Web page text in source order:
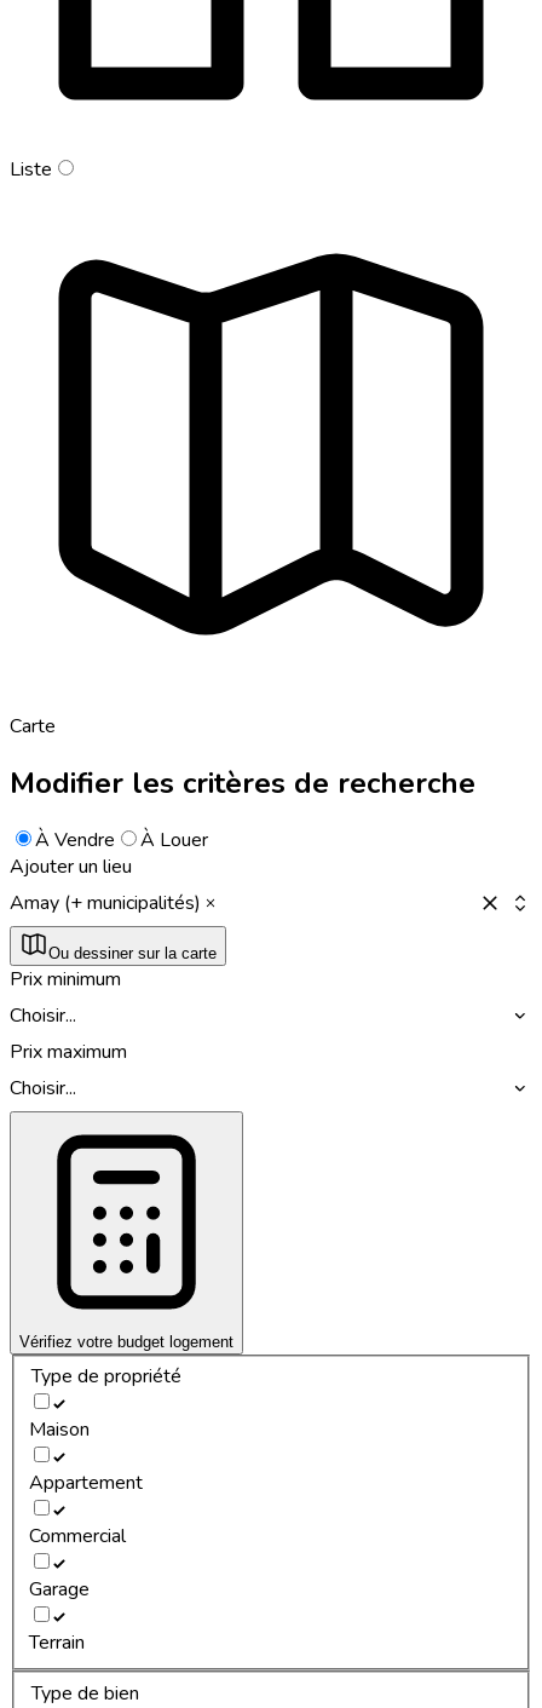
Liste
Carte
Modifier les critères de recherche
À Vendre
À Louer
Ajouter un lieu
Amay (+ municipalités)
Ou dessiner sur la carte
Prix minimum
Choisir...
Prix maximum
Choisir...
Vérifiez votre budget logement
Type de propriété
Maison
Appartement
Commercial
Garage
Terrain
Type de bien